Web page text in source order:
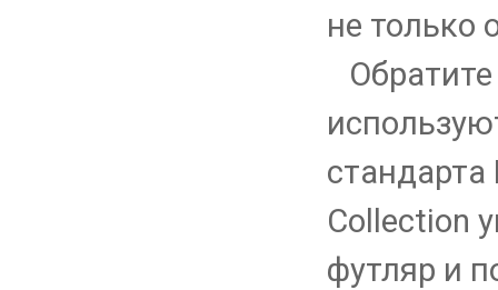
не только
Collection
футляр и